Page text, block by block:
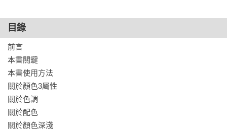
◆提升工作效率：不再亂搭顏色，只要Key上色彩數值，Banner
就完成。
◆超實用範例：在製作簡報、網頁配色和裝飾設計非常有幫
助。
◆圖解清晰易懂：比起一般的配色書，這本書的讓我找到最完
美配色比。
◆精美故事插畫：以故事為主題的插圖，成為創作上不可或缺
的靈感來源。
目錄
前言
本書關鍵
本書使用方法
關於顏色3屬性
關於色調
關於配色
關於顏色深淺